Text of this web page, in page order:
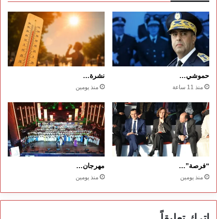
حموشي…
منذ 11 ساعة
نشرة…
منذ يومين
“فرصة”…
منذ يومين
مهرجان…
منذ يومين